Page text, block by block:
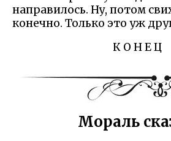
направилось. Ну, потом
конечно. Только это уж
К О Н Е Ц
Мораль